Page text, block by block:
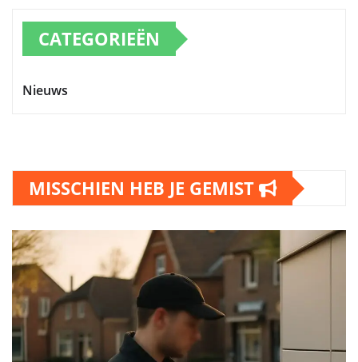
CATEGORIEËN
Nieuws
MISSCHIEN HEB JE GEMIST